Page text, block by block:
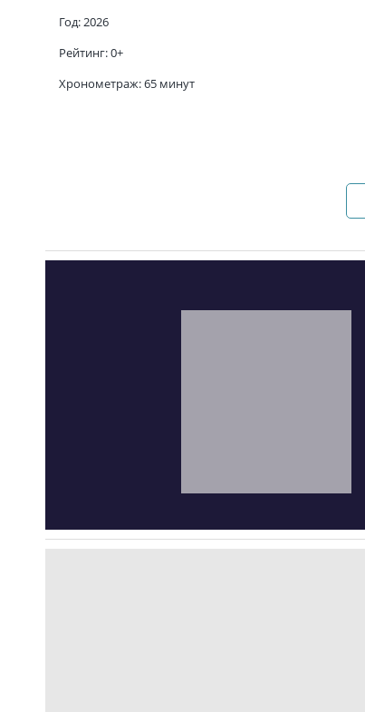
Год: 2026
Рейтинг: 0+
Хронометраж: 65 минут